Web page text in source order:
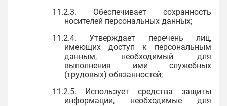
11.2.3. Обеспечивает сохранность
носителей персональных данных;
11.2.4. Утверждает перечень лиц,
имеющих доступ к персональным
данным, необходимый для
выполнения ими служебных
(трудовых) обязанностей;
11.2.5. Использует средства защиты
информации, необходимые для